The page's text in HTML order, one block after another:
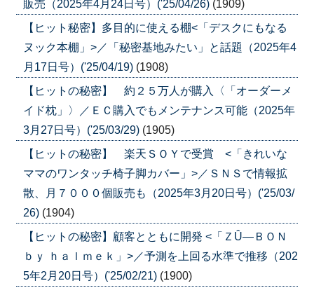
販売（2025年4月24日号）('25/04/26) (1909)
【ヒット秘密】多目的に使える棚<「デスクにもなる
ヌック本棚」>／「秘密基地みたい」と話題（2025年4
月17日号）('25/04/19) (1908)
【ヒットの秘密】 約２５万人が購入〈「オーダーメ
イド枕」〉／ＥＣ購入でもメンテナンス可能（2025年
3月27日号）('25/03/29) (1905)
【ヒットの秘密】 楽天ＳＯＹで受賞 <「きれいな
ママのワンタッチ椅子脚カバー」>／ＳＮＳで情報拡
散、月７０００個販売も（2025年3月20日号）('25/03/
26) (1904)
【ヒットの秘密】顧客とともに開発 <「ＺÛ―ＢＯＮ
ｂｙ ｈａｌｍｅｋ」>／予測を上回る水準で推移（202
5年2月20日号）('25/02/21) (1900)